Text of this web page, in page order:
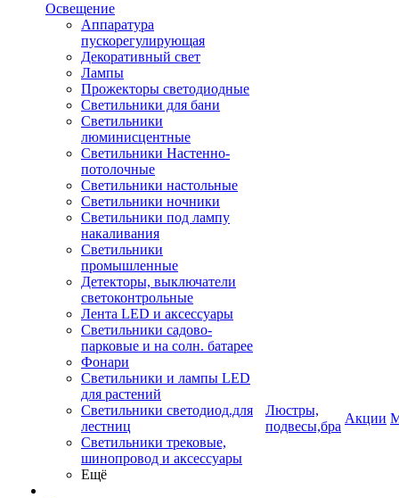
Освещение
Аппаратура
пускорегулирующая
Декоративный свет
Лампы
Прожекторы светодиодные
Светильники для бани
Светильники
люминисцентные
Светильники Настенно-
потолочные
Светильники настольные
Светильники ночники
Светильники под лампу
накаливания
Светильники
промышленные
Детекторы, выключатели
светоконтрольные
Лента LED и аксессуары
Светильники садово-
парковые и на солн. батарее
Фонари
Светильники и лампы LED
для растений
Светильники светодиод.для
лестниц
Светильники трековые,
шинопровод и аксессуары
Ещё
Люстры,
подвесы,бра
Акции